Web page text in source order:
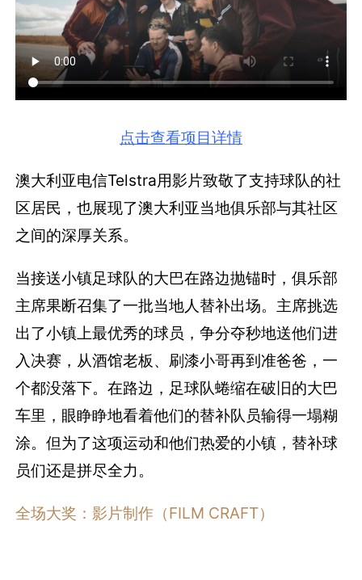
点击查看项目详情
澳大利亚电信Telstra用影片致敬了支持球队的社
区居民，也展现了澳大利亚当地俱乐部与其社区
之间的深厚关系。
当接送小镇足球队的大巴在路边抛锚时，俱乐部
主席果断召集了一批当地人替补出场。主席挑选
出了小镇上最优秀的球员，争分夺秒地送他们进
入决赛，从酒馆老板、刷漆小哥再到准爸爸，一
个都没落下。在路边，足球队蜷缩在破旧的大巴
车里，眼睁睁地看着他们的替补队员输得一塌糊
涂。但为了这项运动和他们热爱的小镇，替补球
员们还是拼尽全力。
全场大奖：影片制作（FILM CRAFT）